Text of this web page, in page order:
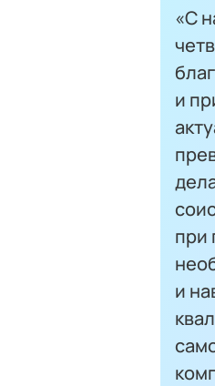
«С
и
при
и